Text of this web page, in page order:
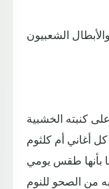
الشعبيون
كنبته الخشبية
كل أغاني أم كلثوم
بأنها طقس يومي